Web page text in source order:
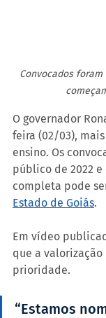
Convocados
O governador
feira (02/03),
ensino. Os
público de 2022
completa pode
Estado de Goiás.
Em vídeo
que a valorização
prioridade.
“Estamos